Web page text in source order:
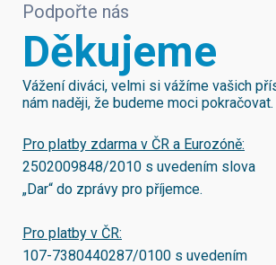
Podpořte nás
Děkujeme
Vážení diváci, velmi si vážíme vašich
nám naději, že budeme moci pokračovat.
Pro platby zdarma v ČR a Eurozóně:
2502009848/2010 s uvedením slova
„Dar“ do zprávy pro příjemce.
Pro platby v ČR:
107-7380440287/0100 s uvedením